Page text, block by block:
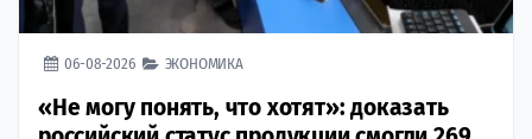
06-08-2026 ЭКОНОМИКА
«Не могу понять, что хотят»: доказать